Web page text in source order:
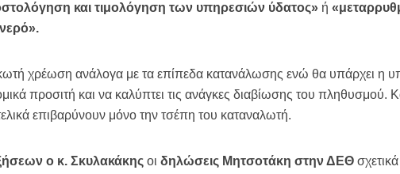
και τιμολόγηση των υπηρεσιών ύδατος» ή
χρέωση ανάλογα με τα επίπεδα κατανάλωσης ενώ θα υπάρχει
προσιτή και να καλύπτει τις ανάγκες διαβίωσης του πληθυσμού.
επιβαρύνουν μόνο την τσέπη του καταναλωτή.
ο κ. Σκυλακάκης οι δηλώσεις Μητσοτάκη στην ΔΕΘ